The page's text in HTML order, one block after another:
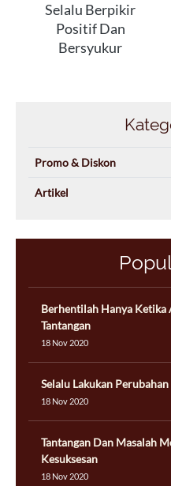
Selalu Berpikir
Positif Dan
Bersyukur
Promo & Diskon
Artikel
Berhentilah Hanya Ketika
Tantangan
18 Nov 2020
Selalu Lakukan
18 Nov 2020
Tantangan Dan Masalah
Kesuksesan
18 Nov 2020